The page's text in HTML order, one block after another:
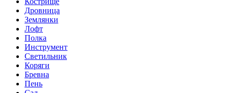
Дровница
Землянки
Лофт
Полка
Инструмент
Светильник
Коряги
Бревна
Пень